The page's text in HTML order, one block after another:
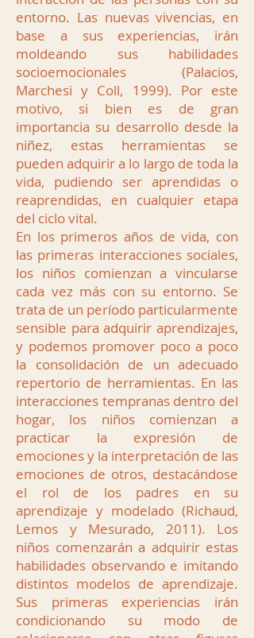
entorno. Las nuevas vivencias, en
base a sus experiencias, irán
moldeando sus habilidades
socioemocionales (Palacios,
Marchesi y Coll, 1999). Por este
motivo, si bien es de gran
importancia su desarrollo desde la
niñez, estas herramientas se
pueden adquirir a lo largo de toda la
vida, pudiendo ser aprendidas o
reaprendidas, en cualquier etapa
del ciclo vital.
En los primeros años de vida, con
las primeras interacciones sociales,
los niños comienzan a vincularse
cada vez más con su entorno. Se
trata de un período particularmente
sensible para adquirir aprendizajes,
y podemos promover poco a poco
la consolidación de un adecuado
repertorio de herramientas. En las
interacciones tempranas dentro del
hogar, los niños comienzan a
practicar la expresión de
emociones y la interpretación de las
emociones de otros, destacándose
el rol de los padres en su
aprendizaje y modelado (Richaud,
Lemos y Mesurado, 2011). Los
niños comenzarán a adquirir estas
habilidades observando e imitando
distintos modelos de aprendizaje.
Sus primeras experiencias irán
condicionando su modo de